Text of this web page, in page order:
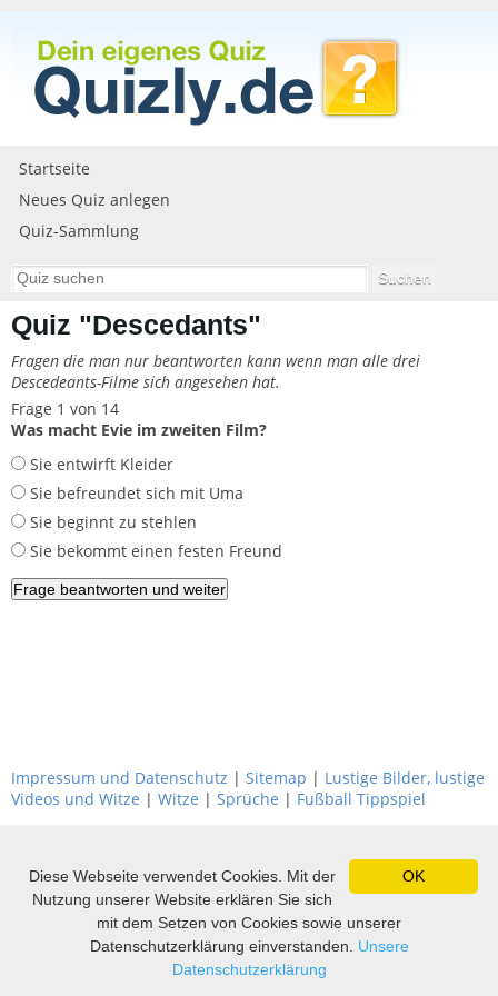
Startseite
Neues Quiz anlegen
Quiz-Sammlung
Quiz "Descedants"
Fragen die man nur beantworten kann wenn man alle drei
Descedeants-Filme sich angesehen hat.
Frage 1 von 14
Was macht Evie im zweiten Film?
Sie entwirft Kleider
Sie befreundet sich mit Uma
Sie beginnt zu stehlen
Sie bekommt einen festen Freund
Impressum und Datenschutz | Sitemap | Lustige Bilder, lustige
Videos und Witze | Witze | Sprüche | Fußball Tippspiel
OK
Diese Webseite verwendet Cookies. Mit der
Nutzung unserer Website erklären Sie sich
mit dem Setzen von Cookies sowie unserer
Datenschutzerklärung einverstanden. Unsere
Datenschutzerklärung